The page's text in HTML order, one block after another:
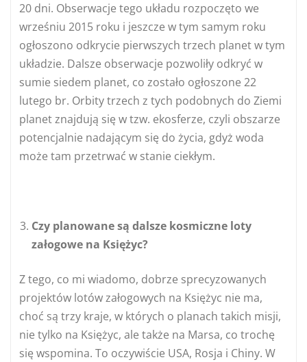
20 dni. Obserwacje tego układu rozpoczęto we
wrześniu 2015 roku i jeszcze w tym samym roku
ogłoszono odkrycie pierwszych trzech planet w tym
układzie. Dalsze obserwacje pozwoliły odkryć w
sumie siedem planet, co zostało ogłoszone 22
lutego br. Orbity trzech z tych podobnych do Ziemi
planet znajdują się w tzw. ekosferze, czyli obszarze
potencjalnie nadającym się do życia, gdyż woda
może tam przetrwać w stanie ciekłym.
Czy planowane są dalsze kosmiczne loty
załogowe na Księżyc?
Z tego, co mi wiadomo, dobrze sprecyzowanych
projektów lotów załogowych na Księżyc nie ma,
choć są trzy kraje, w których o planach takich misji,
nie tylko na Księżyc, ale także na Marsa, co trochę
się wspomina. To oczywiście USA, Rosja i Chiny. W